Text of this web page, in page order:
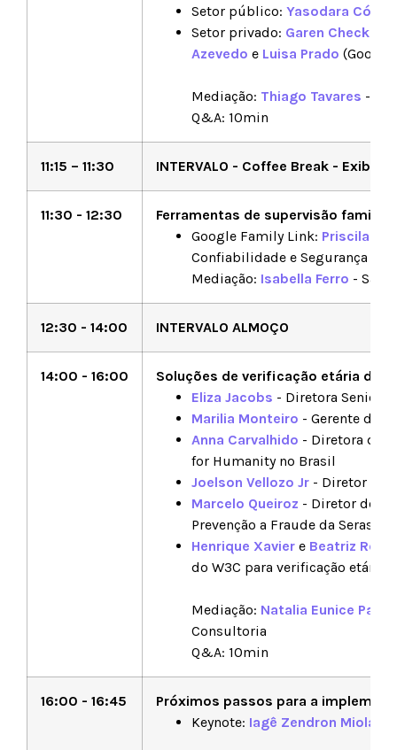
Setor público: Yasodara
Setor privado: Garen Checkley
Azevedo e Luisa Prado (Google)
Mediação: Thiago Tavares -
Q&A: 10min
11:15 – 11:30 INTERVALO - Coffee Break -
11:30 - 12:30
Ferramentas de supervisão familiar
Google Family Link: Priscila
Confiabilidade e Segurança
Mediação: Isabella Ferro -
12:30 - 14:00 INTERVALO ALMOÇO
14:00 - 16:00
Soluções de verificação etária
Eliza Jacobs - Diretora Senior
Marilia Monteiro - Gerente de
Anna Carvalhido - Diretora de
for Humanity no Brasil
Joelson Vellozo Jr - Diretor de
Marcelo Queiroz - Diretor de
Prevenção a Fraude da Serasa -
Henrique Xavier e Beatriz
do W3C para verificação etária -
Mediação: Natalia Eunice
Consultoria
Q&A: 10min
16:00 - 16:45
Próximos passos para a
Keynote: Iagê Zendron Miola